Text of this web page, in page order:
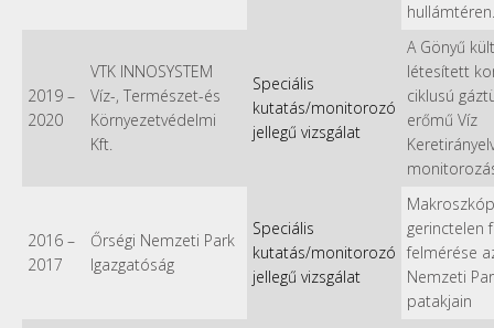
hullámtéren.
2019 –
2020
VTK INNOSYSTEM
Víz-, Természet-és
Környezetvédelmi
Kft.
Speciális
kutatás/monitorozó
jellegű vizsgálat
A Gönyű
létesített
ciklusú
erőmű Víz
2016 –
2017
Őrségi Nemzeti Park
Igazgatóság
Speciális
kutatás/monitorozó
jellegű vizsgálat
gerinctelen
felmérése
Nemzeti
patakjain